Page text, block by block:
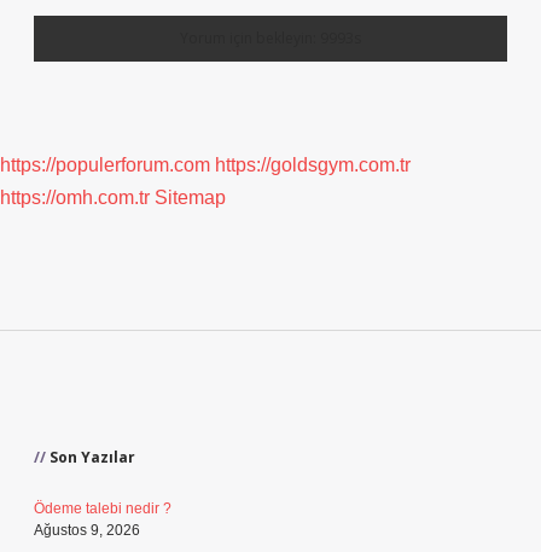
https://populerforum.com https://goldsgym.com.tr
https://omh.com.tr Sitemap
Son Yazılar
Ödeme talebi nedir ?
Ağustos 9, 2026